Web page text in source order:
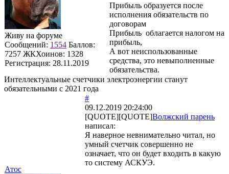
Живу на форуме
Сообщений: 1554 Баллов:
7257 ЖКХоинов: 1328
Регистрация: 28.11.2019
Прибыль образуется после
исполнения обязательств по
договорам
Прибыль облагается налогом на
прибыль,
А вот неиспользованные
средства, это невыполненные
обязательства.
Интеллектуальные счетчики электроэнергии станут
обязательными с 2021 года
Атос
#
09.12.2019 20:24:00
[QUOTE][QUOTE]Волжский парень
написал:
Я наверное невнимательно читал, но
умный счетчик совершенно не
означает, что он будет входить в какую
то систему АСКУЭ.